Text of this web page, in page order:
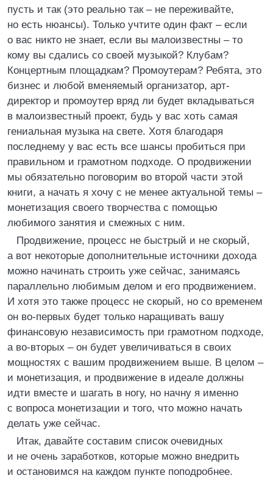
пусть и так (это реально так – не переживайте,
но есть нюансы). Только учтите один факт – если
о вас никто не знает, если вы малоизвестны – то
кому вы сдались со своей музыкой? Клубам?
Концертным площадкам? Промоутерам? Ребята, это
бизнес и любой вменяемый организатор, арт-
директор и промоутер вряд ли будет вкладываться
в малоизвестный проект, будь у вас хоть самая
гениальная музыка на свете. Хотя благодаря
последнему у вас есть все шансы пробиться при
правильном и грамотном подходе. О продвижении
мы обязательно поговорим во второй части этой
книги, а начать я хочу с не менее актуальной темы –
монетизация своего творчества с помощью
любимого занятия и смежных с ним.
Продвижение, процесс не быстрый и не скорый,
а вот некоторые дополнительные источники дохода
можно начинать строить уже сейчас, занимаясь
параллельно любимым делом и его продвижением.
И хотя это также процесс не скорый, но со временем
он во-первых будет только наращивать вашу
финансовую независимость при грамотном подходе,
а во-вторых – он будет увеличиваться в своих
мощностях с вашим продвижением выше. В целом –
и монетизация, и продвижение в идеале должны
идти вместе и шагать в ногу, но начну я именно
с вопроса монетизации и того, что можно начать
делать уже сейчас.
Итак, давайте составим список очевидных
и не очень заработков, которые можно внедрить
и остановимся на каждом пункте поподробнее.